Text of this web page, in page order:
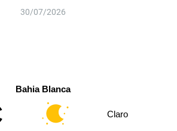
30/07/2026
Bahia Blanca
Claro